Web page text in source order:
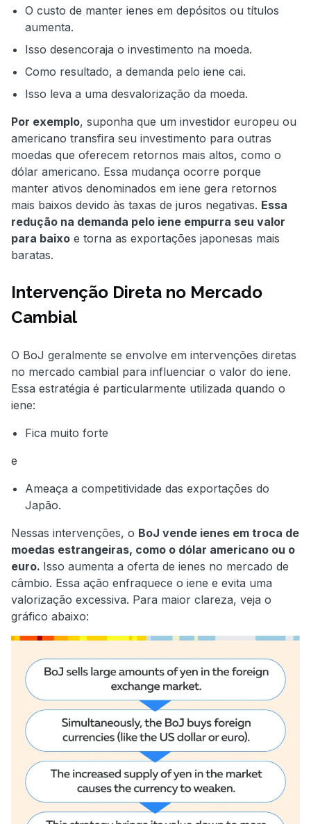
O custo de manter ienes em depósitos ou títulos
aumenta.
Isso desencoraja o investimento na moeda.
Como resultado, a demanda pelo iene cai.
Isso leva a uma desvalorização da moeda.
Por exemplo, suponha que um investidor europeu ou
americano transfira seu investimento para outras
moedas que oferecem retornos mais altos, como o
dólar americano. Essa mudança ocorre porque
manter ativos denominados em iene gera retornos
mais baixos devido às taxas de juros negativas. Essa
redução na demanda pelo iene empurra seu valor
para baixo e torna as exportações japonesas mais
baratas.
Intervenção Direta no Mercado
Cambial
O BoJ geralmente se envolve em intervenções diretas
no mercado cambial para influenciar o valor do iene.
Essa estratégia é particularmente utilizada quando o
iene:
Fica muito forte
e
Ameaça a competitividade das exportações do
Japão.
Nessas intervenções, o BoJ vende ienes em troca de
moedas estrangeiras, como o dólar americano ou o
euro. Isso aumenta a oferta de ienes no mercado de
câmbio. Essa ação enfraquece o iene e evita uma
valorização excessiva. Para maior clareza, veja o
gráfico abaixo: